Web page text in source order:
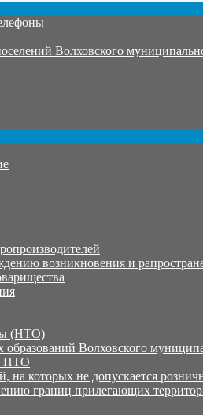
Волховского
возникновения и
(НТО)
Волховского
НТО
которых не допускается
границ прилегающих